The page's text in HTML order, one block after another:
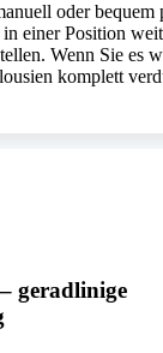
oder
einer Position
Wenn Sie es
komplett
geradlinige